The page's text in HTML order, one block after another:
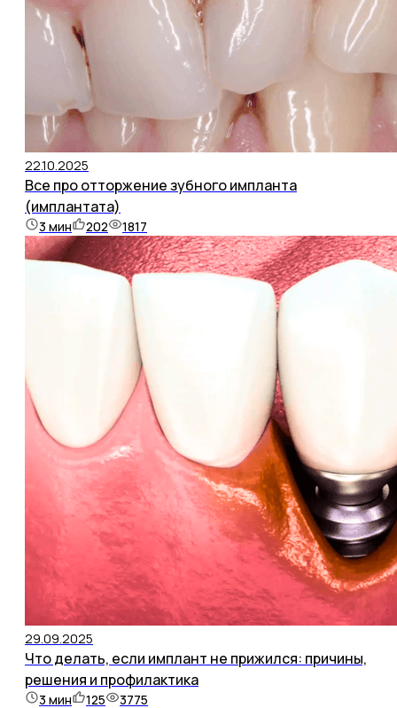
22.10.2025
Все про отторжение зубного импланта
(имплантата)
3 мин 202 1817
29.09.2025
Что делать, если имплант не прижился: причины,
решения и профилактика
3 мин 125 3775